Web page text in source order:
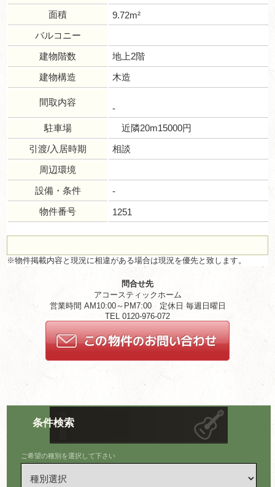
条件検索
ご希望の種別を選択して下さい
面積
9.72m²
バルコニー
建物階数
地上2階
建物構造
木造
間取内容
-
駐車場
近隣20m15000円
引渡/入居時期
相談
周辺環境
設備・条件
-
物件番号
1251
※物件掲載内容と現況に相違がある場合は現況を優先と致します。
問合せ先
アコースティックホーム
営業時間 AM10:00～PM7:00 定休日 毎週日曜日
TEL 0120-976-072